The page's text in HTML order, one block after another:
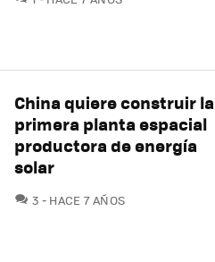
China quiere construir la
primera planta espacial
productora de energía
solar
3 COMENTARIOS
HACE 7 AÑOS